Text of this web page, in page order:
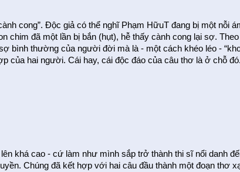
cong”. Độc giả có thể nghĩ Phạm HữuT đang bị một nỗi
chim đã một lần bị bắn (hụt), hễ thấy cành cong lại sợ.
bình thường của người đời mà là - một cách khéo léo -
của hai người. Cái hay, cái độc đáo của câu thơ là ở chỗ đó.
khá cao - cứ làm như mình sắp trở thành thi sĩ nổi danh
Chúng đã kết hợp với hai câu đầu thành một đoạn thơ